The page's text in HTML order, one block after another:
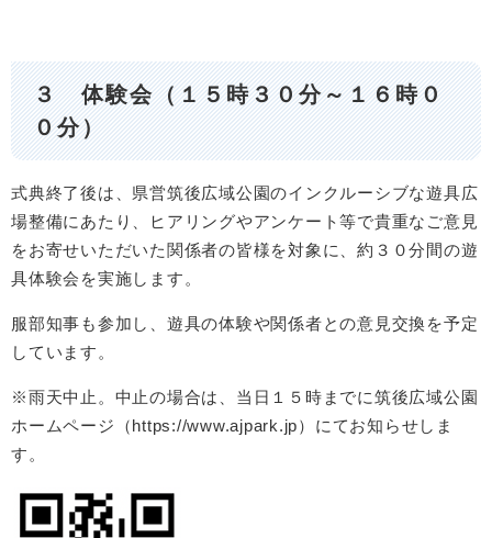
３ 体験会（１５時３０分～１６時０
０分）
式典終了後は、県営筑後広域公園のインクルーシブな遊具広
場整備にあたり、ヒアリングやアンケート等で貴重なご意見
をお寄せいただいた関係者の皆様を対象に、約３０分間の遊
具体験会を実施します。
服部知事も参加し、遊具の体験や関係者との意見交換を予定
しています。
※雨天中止。中止の場合は、当日１５時までに筑後広域公園
ホームページ（https://www.ajpark.jp）にてお知らせしま
す。